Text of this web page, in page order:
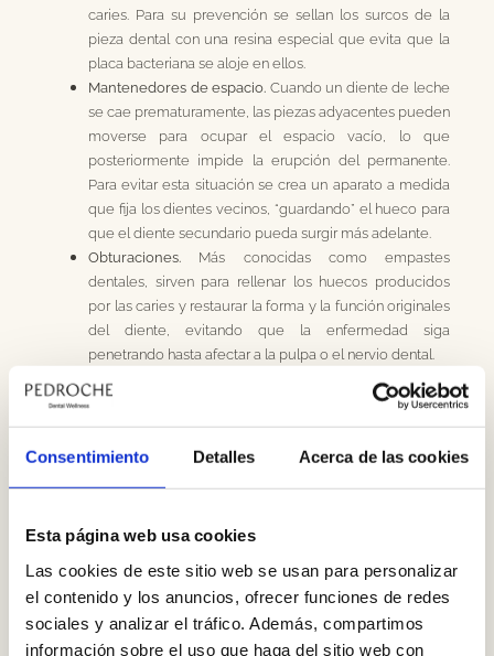
Consentimiento Detalles Acerca de las cookies
Esta página web usa cookies
Las cookies de este sitio web se usan para personalizar
el contenido y los anuncios, ofrecer funciones de redes
sociales y analizar el tráfico. Además, compartimos
información sobre el uso que haga del sitio web con
caries. Para su prevención se sellan los surcos de la
pieza dental con una resina especial que evita que la
placa bacteriana se aloje en ellos.
Mantenedores de espacio. Cuando un diente de leche
se cae prematuramente, las piezas adyacentes pueden
moverse para ocupar el espacio vacío, lo que
posteriormente impide la erupción del permanente.
Para evitar esta situación se crea un aparato a medida
que fija los dientes vecinos, “guardando” el hueco para
que el diente secundario pueda surgir más adelante.
Obturaciones. Más conocidas como empastes
dentales, sirven para rellenar los huecos producidos
por las caries y restaurar la forma y la función originales
del diente, evitando que la enfermedad siga
penetrando hasta afectar a la pulpa o el nervio dental.
Si la caries ha llegado a la
pulpa, el odontopediatra somete al niño a un
procedimiento similar a la endodoncia de los adultos,
eliminando el nervio dentario a través de una
Odontopediatría:
prevención y cuidado